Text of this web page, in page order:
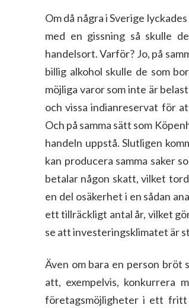
Om då några i Sverige
med en gissning så skulle
handelsort. Varför? Jo, på
billig alkohol skulle de som
möjliga varor som inte är
och vissa indianreservat för
Och på samma sätt som
handeln uppstå. Slutligen
kan producera samma saker
betalar någon skatt, vilket
en del osäkerhet i en sådan
ett tillräckligt antal år, vilket
se att investeringsklimatet är
Även om bara en person bröt
att, exempelvis, konkurrera
företagsmöjligheter i ett fritt